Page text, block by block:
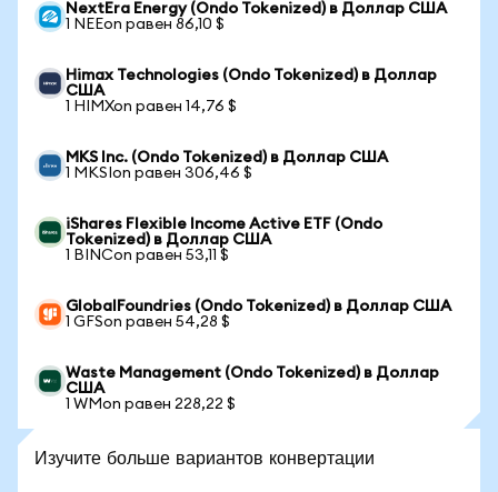
NextEra Energy (Ondo Tokenized) в Доллар США
1 NEEon равен 86,10 $
Himax Technologies (Ondo Tokenized) в Доллар
США
1 HIMXon равен 14,76 $
MKS Inc. (Ondo Tokenized) в Доллар США
1 MKSIon равен 306,46 $
iShares Flexible Income Active ETF (Ondo
Tokenized) в Доллар США
1 BINCon равен 53,11 $
GlobalFoundries (Ondo Tokenized) в Доллар США
1 GFSon равен 54,28 $
Waste Management (Ondo Tokenized) в Доллар
США
1 WMon равен 228,22 $
Изучите больше вариантов конвертации